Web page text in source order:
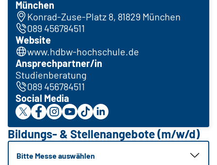
München
Konrad-Zuse-Platz 8, 81829 München
089 456784511
Website
www.hdbw-hochschule.de
Ansprechpartner/in
Studienberatung
089 456784511
Social Media
Bildungs- & Stellenangebote (m/w/d)
Bitte Messe auswählen